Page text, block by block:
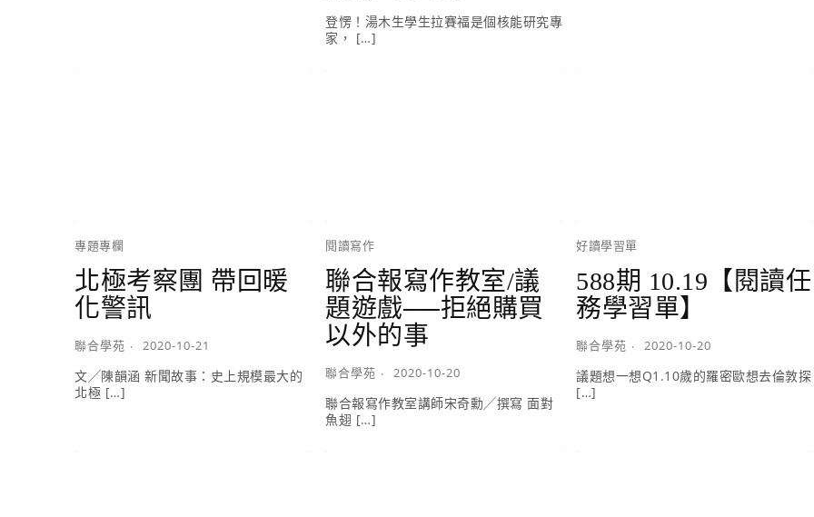
登愣！湯木生學生拉賽福是個核能研究專
家， […]
專題專欄
北極考察團 帶回暖
化警訊
聯合學苑 2020-10-21
文╱陳韻涵 新聞故事：史上規模最大的
北極 […]
閱讀寫作
聯合報寫作教室/議
題遊戲──拒絕購買
以外的事
聯合學苑 2020-10-20
聯合報寫作教室講師宋奇勳╱撰寫 面對
魚翅 […]
好讀學習單
588期 10.19【閱讀任
務學習單】
聯合學苑 2020-10-20
議題想一想Q1.10歲的羅密歐想去倫敦探
[…]